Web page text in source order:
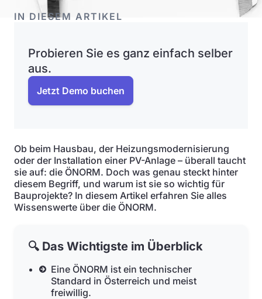
IN DIESEM ARTIKEL
Probieren Sie es ganz einfach selber
aus.
Jetzt Demo buchen
Ob beim Hausbau, der Heizungsmodernisierung
oder der Installation einer PV-Anlage – überall taucht
sie auf: die ÖNORM. Doch was genau steckt hinter
diesem Begriff, und warum ist sie so wichtig für
Bauprojekte? In diesem Artikel erfahren Sie alles
Wissenswerte über die ÖNORM.
🔍 Das Wichtigste im Überblick
Eine ÖNORM ist ein technischer
Standard in Österreich und meist
freiwillig.